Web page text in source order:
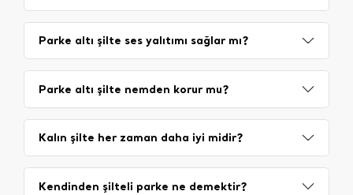
Parke altı şilte ses yalıtımı sağlar mı?
Parke altı şilte nemden korur mu?
Kalın şilte her zaman daha iyi midir?
Kendinden şilteli parke ne demektir?